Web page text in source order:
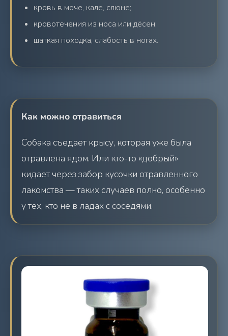
кровь в моче, кале, слюне;
кровотечения из носа или дёсен;
шаткая походка, слабость в ногах.
Как можно отравиться
Собака съедает крысу, которая уже была
отравлена ядом. Или кто-то «добрый»
кидает через забор кусочки отравленного
лакомства — таких случаев полно, особенно
у тех, кто не в ладах с соседями.